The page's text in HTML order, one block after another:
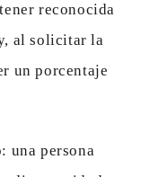
reconocida
al solicitar la
un porcentaje
una persona